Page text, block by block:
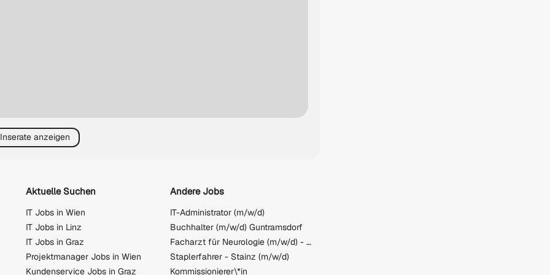
anzeigen
Aktuelle Suchen
IT Jobs in Wien
IT Jobs in Linz
IT Jobs in Graz
Projektmanager Jobs in Wien
Kundenservice Jobs in Graz
Andere Jobs
IT-Administrator (m/w/d)
Buchhalter (m/w/d) Guntramsdorf
Facharzt für Neurologie (m/w/d) - Teilzeit oder Vollzeit
Staplerfahrer - Stainz (m/w/d)
Kommissionierer\*in